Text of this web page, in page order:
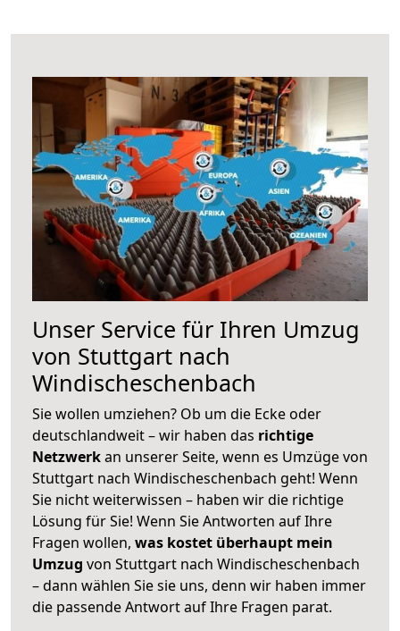
Unser Service für Ihren Umzug
von Stuttgart nach
Windischeschenbach
Sie wollen umziehen? Ob um die Ecke oder
deutschlandweit – wir haben das richtige
Netzwerkan unserer Seite, wenn es Umzüge von
Stuttgart nach Windischeschenbach geht! Wenn
Sie nicht weiterwissen – haben wir die richtige
Lösung für Sie! Wenn Sie Antworten auf Ihre
Fragen wollen, was kostet überhaupt mein
Umzug von Stuttgart nach Windischeschenbach
– dann wählen Sie sie uns, denn wir haben immer
die passende Antwort auf Ihre Fragen parat.